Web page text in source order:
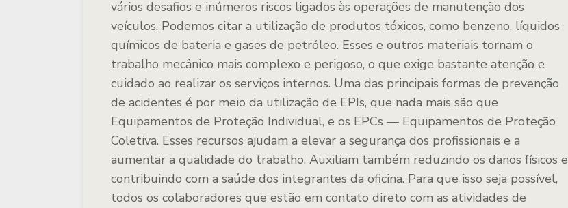
vários desafios e inúmeros riscos ligados às operações de manutenção dos
veículos. Podemos citar a utilização de produtos tóxicos, como benzeno, líquidos
químicos de bateria e gases de petróleo. Esses e outros materiais tornam o
trabalho mecânico mais complexo e perigoso, o que exige bastante atenção e
cuidado ao realizar os serviços internos. Uma das principais formas de prevenção
de acidentes é por meio da utilização de EPIs, que nada mais são que
Equipamentos de Proteção Individual, e os EPCs — Equipamentos de Proteção
Coletiva. Esses recursos ajudam a elevar a segurança dos profissionais e a
aumentar a qualidade do trabalho. Auxiliam também reduzindo os danos físicos e
contribuindo com a saúde dos integrantes da oficina. Para que isso seja possível,
todos os colaboradores que estão em contato direto com as atividades de